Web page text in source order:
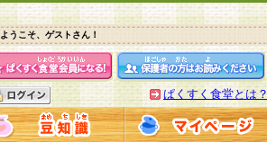
ようこそ、ゲストさん！
ぱくすく食堂とは？